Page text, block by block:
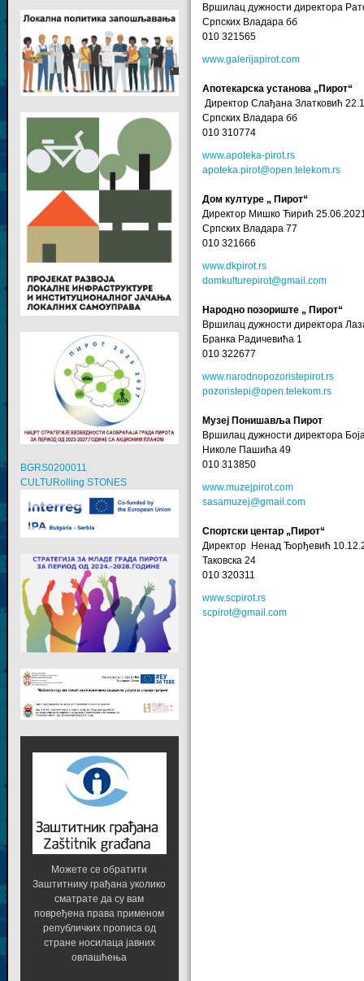
Вршилац дужности директора
Српских Владара бб
010 321565
www.galerijapirot.com
Апотекарска установа „Пирот“
Директор Слађана Златковић
Српских Владара бб
010 310774
www.apoteka-pirot.rs
apoteka.pirot@open.telekom.rs
Дом културе „ Пирот“
Директор Мишко Ћирић
Српских Владара 77
010 321666
www.dkpirot.rs
domkulturepirot@gmail.com
Народно позориште „ Пирот“
Вршилац дужности директора
Бранка Радичевића 1
010 322677
www.narodnopozoristepirot.rs
pozoristepi@open.telekom.rs
Музеј Понишавља Пирот
Вршилац дужности директора
Николе Пашића 49
010 313850
www.muzejpirot.com
sasamuzej@gmail.com
Спортски центар „Пирот“
Директор Ненад Ђорђевић
Таковска 24
010 320311
www.scpirot.rs
scpirot@gmail.com
BGRS0200011
CULTURolling STONES
Можете се обратити
Заштитнику грађана уколико
сматрате да су вам
повређена права применом
републичких прописа од
стране носилаца јавних
овлашћења